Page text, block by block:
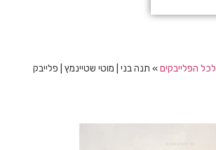
לכל הפלייבקים» תנה בני | מוטי שטיינמץ | פלייבק